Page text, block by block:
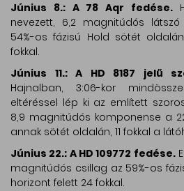
Június 8.: A 78 Aqr fedése.
nevezett, 6,2 magnitúdós
54%-os fázisú Hold sötét
fokkal.
Június 11.: A HD 8187 jelű
Hajnalban, 3:06-kor
eltéréssel lép ki az említett
8,9 magnitúdós komponense a
annak sötét oldalán, 11 fokkal a
Június 22.: A HD 109772 fedése.
magnitúdós csillag az 59%-os
horizont felett 24 fokkal.